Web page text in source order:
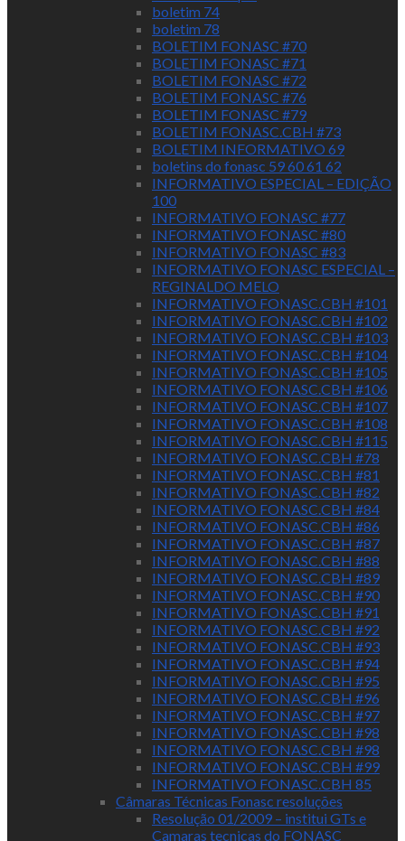
boletim 74
boletim 78
BOLETIM FONASC #70
BOLETIM FONASC #71
BOLETIM FONASC #72
BOLETIM FONASC #76
BOLETIM FONASC #79
BOLETIM FONASC.CBH #73
BOLETIM INFORMATIVO 69
boletins do fonasc 59 60 61 62
INFORMATIVO ESPECIAL – EDIÇÃO
100
INFORMATIVO FONASC #77
INFORMATIVO FONASC #80
INFORMATIVO FONASC #83
INFORMATIVO FONASC ESPECIAL –
REGINALDO MELO
INFORMATIVO FONASC.CBH #101
INFORMATIVO FONASC.CBH #102
INFORMATIVO FONASC.CBH #103
INFORMATIVO FONASC.CBH #104
INFORMATIVO FONASC.CBH #105
INFORMATIVO FONASC.CBH #106
INFORMATIVO FONASC.CBH #107
INFORMATIVO FONASC.CBH #108
INFORMATIVO FONASC.CBH #115
INFORMATIVO FONASC.CBH #78
INFORMATIVO FONASC.CBH #81
INFORMATIVO FONASC.CBH #82
INFORMATIVO FONASC.CBH #84
INFORMATIVO FONASC.CBH #86
INFORMATIVO FONASC.CBH #87
INFORMATIVO FONASC.CBH #88
INFORMATIVO FONASC.CBH #89
INFORMATIVO FONASC.CBH #90
INFORMATIVO FONASC.CBH #91
INFORMATIVO FONASC.CBH #92
INFORMATIVO FONASC.CBH #93
INFORMATIVO FONASC.CBH #94
INFORMATIVO FONASC.CBH #95
INFORMATIVO FONASC.CBH #96
INFORMATIVO FONASC.CBH #97
INFORMATIVO FONASC.CBH #98
INFORMATIVO FONASC.CBH #98
INFORMATIVO FONASC.CBH #99
INFORMATIVO FONASC.CBH 85
Câmaras Técnicas Fonasc resoluções
Resolução 01/2009 – institui GTs e
Camaras tecnicas do FONASC